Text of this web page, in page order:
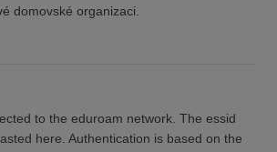
domovské organizaci.
to the eduroam network. The essid
here. Authentication is based on the